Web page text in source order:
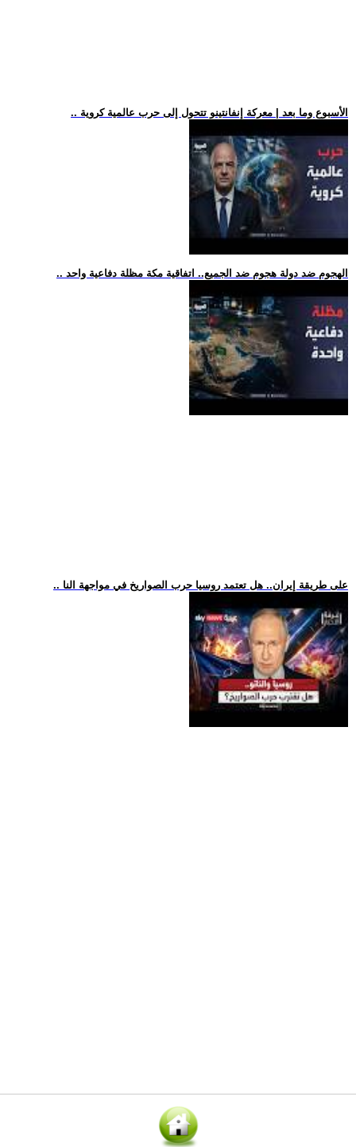
.. الأسبوع وما بعد | معركة إنفانتينو تتحول إلى حرب عالمية كروية
.. الهجوم ضد دولة هجوم ضد الجميع.. اتفاقية مكة مظلة دفاعية واحد
.. على طريقة إيران.. هل تعتمد روسيا حرب الصواريخ في مواجهة النا